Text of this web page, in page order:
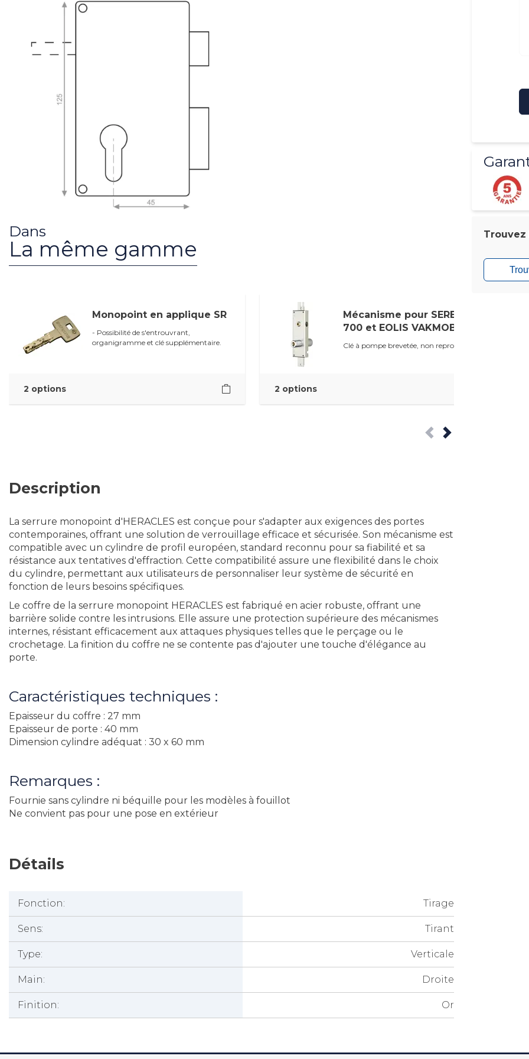
Dans
La même gamme
Monopoint en applique SR
- Possibilité de s'entrouvrant,
organigramme et clé supplémentaire.
2 options
Mécanisme pour SERENIS
700 et EOLIS VAKMOBIL
Clé à pompe brevetée, non reproductible.
2 options
Description
La serrure monopoint d'HERACLES est conçue pour s'adapter aux exigences des portes
contemporaines, offrant une solution de verrouillage efficace et sécurisée. Son mécanisme est
compatible avec un cylindre de profil européen, standard reconnu pour sa fiabilité et sa
résistance aux tentatives d'effraction. Cette compatibilité assure une flexibilité dans le choix
du cylindre, permettant aux utilisateurs de personnaliser leur système de sécurité en
fonction de leurs besoins spécifiques.
Le coffre de la serrure monopoint HERACLES est fabriqué en acier robuste, offrant une
barrière solide contre les intrusions. Elle assure une protection supérieure des mécanismes
internes, résistant efficacement aux attaques physiques telles que le perçage ou le
crochetage. La finition du coffre ne se contente pas d'ajouter une touche d'élégance au
porte.
Caractéristiques techniques :
Epaisseur du coffre : 27 mm
Epaisseur de porte : 40 mm
Dimension cylindre adéquat : 30 x 60 mm
Remarques :
Fournie sans cylindre ni béquille pour les modèles à fouillot
Ne convient pas pour une pose en extérieur
Détails
Fonction: Tirage
Sens: Tirant
Type: Verticale
Main: Droite
Finition: Or